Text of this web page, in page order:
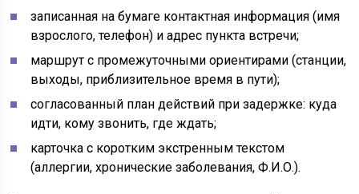
записанная на бумаге контактная информация (имя
взрослого, телефон) и адрес пункта встречи;
маршрут с промежуточными ориентирaми (станции,
выходы, приблизительное время в пути);
согласованный план действий при задержке: куда
идти, кому звонить, где ждать;
карточка с коротким экстренным текстом
(аллергии, хронические заболевания, Ф.И.О.).